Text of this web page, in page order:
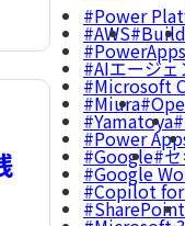
Power
AWS Build
AIエージェ
Microsoft
Miura
Yamatoya
Power
Google
Google
Copilot
SharePoint